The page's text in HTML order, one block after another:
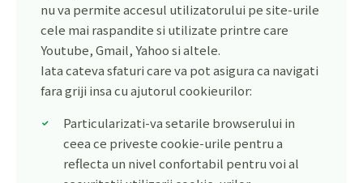
nu va permite accesul utilizatorului pe site-urile
cele mai raspandite si utilizate printre care
Youtube, Gmail, Yahoo si altele.
Iata cateva sfaturi care va pot asigura ca navigati
fara griji insa cu ajutorul cookieurilor:
Particularizati-va setarile browserului in
ceea ce priveste cookie-urile pentru a
reflecta un nivel confortabil pentru voi al